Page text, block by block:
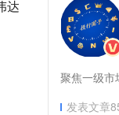
达
聚焦一级市
发表文章